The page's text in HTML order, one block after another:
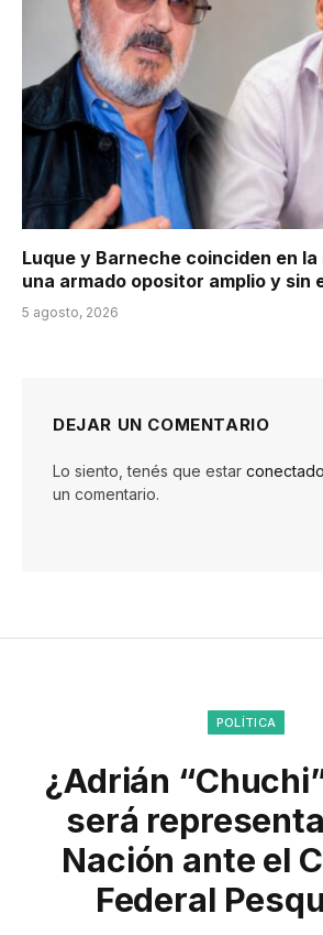
Luque y Barneche coinciden en
una armado opositor amplio y sin
5 agosto, 2026
DEJAR UN COMENTARIO
Lo siento, tenés que estar conectado
un comentario.
POLÍTICA
¿Adrián
será
Nación ante el
Federal